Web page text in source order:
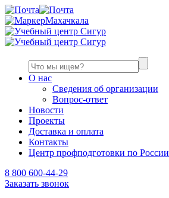
Махачкала
О нас
Сведения об организации
Вопрос-ответ
Новости
Проекты
Доставка и оплата
Контакты
Центр профподготовки по России
8 800 600-44-29
Заказать звонок